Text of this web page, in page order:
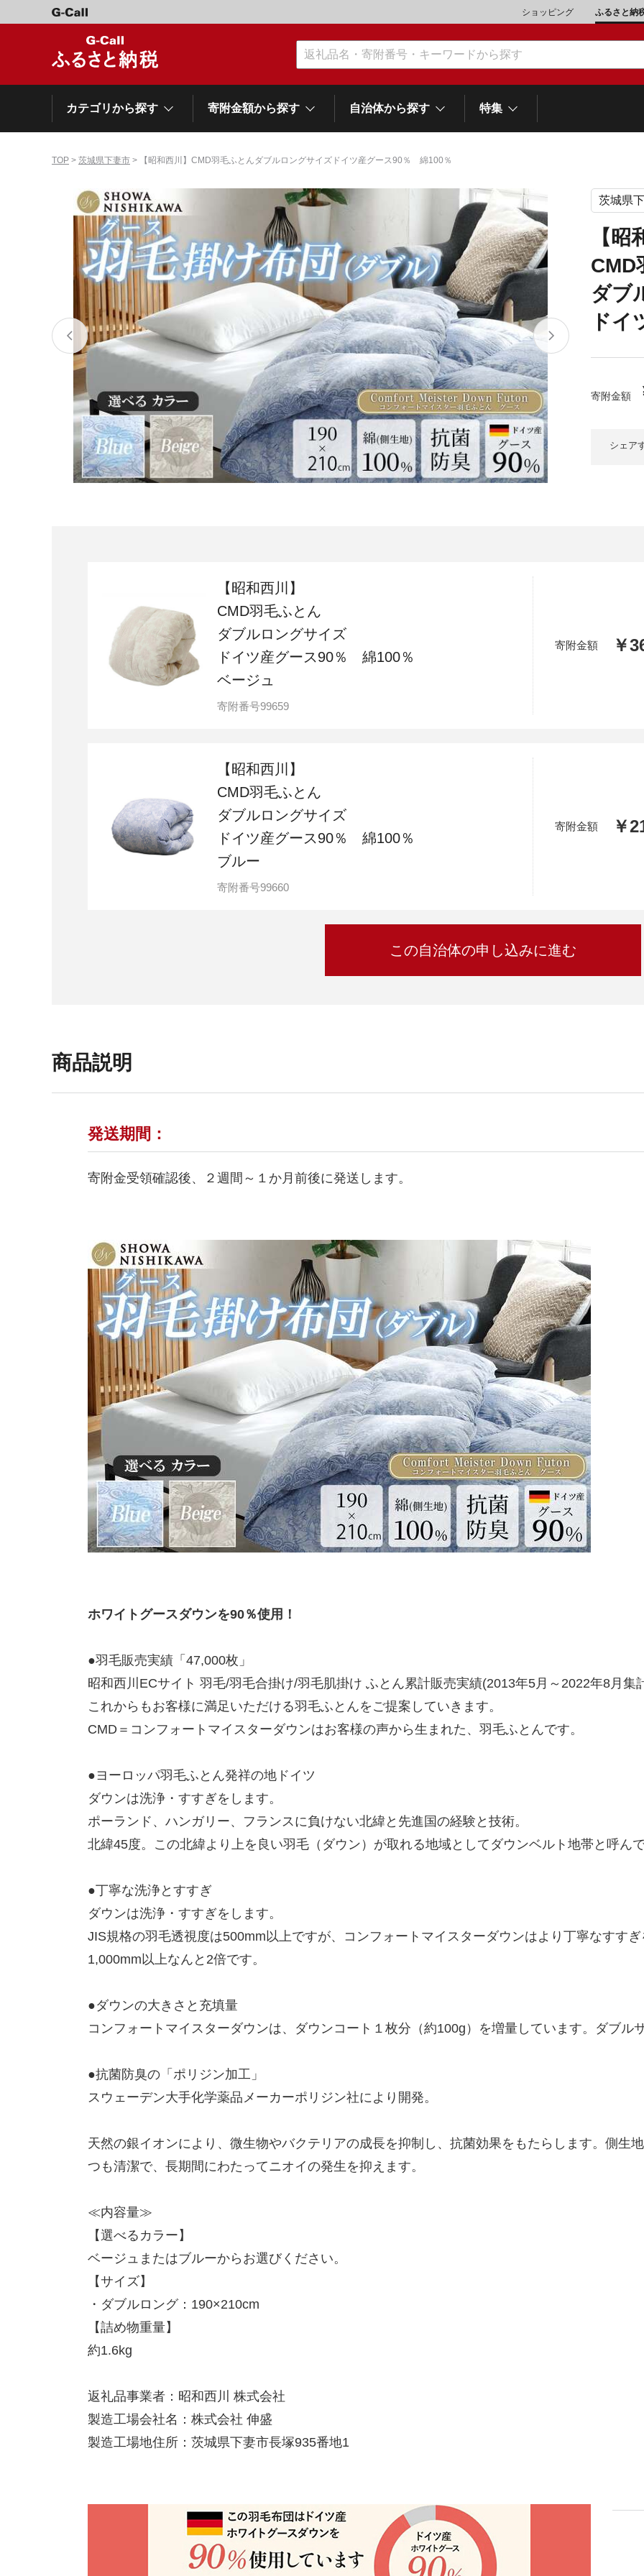
ショッピング ふるさと納
カテゴリから探す
肉類（牛） 魚介類
くだもの スイーツ 野菜
ドリンク 他食品
寝具 スポーツ・アウトドア 雑貨・日用品
家具 時計 ファッション
寄附金額から探す
～\10,000 \20,001～30,000
\40,001～50,000 \50,001～100,000 \100,001～200,000
\500,001～1,000,000 \1,000,001～5,000,000 \5,000,001～10,000,000
自治体から探す
北海道
池田町
石狩市
白老町
白糠町
弟子屈町
登別市
平取町
広尾町
紋別市
別海町 利尻富士町
岩手県
宮城県 気仙沼市
東根市 南陽市 三川町
茨城県 下妻市
栃木県 大田原市 鹿沼市
新潟県 南魚沼市
富山県 魚津市 氷見市
市川三郷町
笛吹市
富士河口湖町
静岡県
熱海市 伊豆市
御殿場市
沼津市
袋井市
愛知県
大府市 春日井市 名古屋市
岐阜県 関市 山県市
三重県 多気町 南伊勢町
石川県 津幡町
兵庫県
宍粟市
和
岡
島
熊
特集
TOP > 茨城県下妻市 > 【昭和西川】CMD羽毛ふとんダブルロングサイズドイツ産グース90％ 綿100％
茨城県
【昭
CMD
ダブ
ド
寄附金額
シェア
【昭和西川】
CMD羽毛ふとん
ダブルロングサイズ
ドイツ産グース90％ 綿100％
ベージュ
寄附番号99659
寄附金額 ￥
【昭和西川】
CMD羽毛ふとん
ダブルロングサイズ
ドイツ産グース90％ 綿100％
ブルー
寄附番号99660
寄附金額 ￥
商品説明
発送期間：
寄附金受領確認後、２週間～１か月前後に発送します。
ホワイトグースダウンを90％使用！
●羽毛販売実績「47,000枚」
昭和西川ECサイト 羽毛/羽毛合掛け/羽毛肌掛け ふとん累計販売実績(2013年5月～2022年8月集
これからもお客様に満足いただける羽毛ふとんをご提案していきます。
CMD＝コンフォートマイスターダウンはお客様の声から生まれた、羽毛ふとんです。
●ヨーロッパ羽毛ふとん発祥の地ドイツ
ダウンは洗浄・すすぎをします。
ポーランド、ハンガリー、フランスに負けない北緯と先進国の経験と技術。
北緯45度。この北緯より上を良い羽毛（ダウン）が取れる地域としてダウンベルト地帯と呼んで
●丁寧な洗浄とすすぎ
ダウンは洗浄・すすぎをします。
JIS規格の羽毛透視度は500mm以上ですが、コンフォートマイスターダウンはより丁寧なすす
1,000mm以上なんと2倍です。
●ダウンの大きさと充填量
コンフォートマイスターダウンは、ダウンコート１枚分（約100g）を増量しています。ダブル
●抗菌防臭の「ポリジン加工」
スウェーデン大手化学薬品メーカーポリジン社により開発。
天然の銀イオンにより、微生物やバクテリアの成長を抑制し、抗菌効果をもたらします。側生
つも清潔で、長期間にわたってニオイの発生を抑えます。
≪内容量≫
【選べるカラー】
ベージュまたはブルーからお選びください。
【サイズ】
・ダブルロング：190×210cm
【詰め物重量】
約1.6kg
返礼品事業者：昭和西川 株式会社
製造工場会社名：株式会社 伸盛
製造工場地住所：茨城県下妻市長塚935番地1